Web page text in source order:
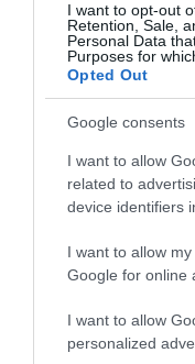
I want to opt-out
Retention, Sale,
Personal Data
Purposes for
Opted Out
Google consents
I want to allow
related to
device identifiers
I want to allow
Google for online
I want to allow
personalized
Dalla tv, alla brace.